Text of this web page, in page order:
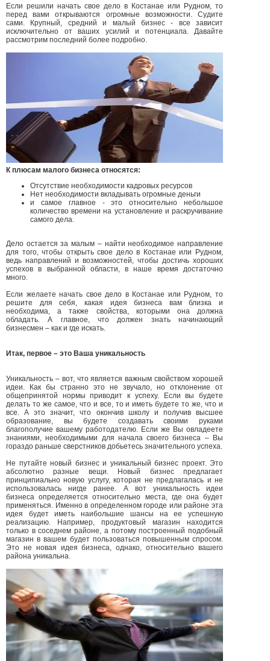
Если решили начать свое дело в Костанае или Рудном, то
перед вами открываются огромные возможности. Судите
сами. Крупный, средний и малый бизнес - все зависит
исключительно от ваших усилий и потенциала. Давайте
рассмотрим последний более подробно.
К плюсам малого бизнеса относятся:
Отсутствие необходимости кадровых ресурсов
Нет необходимости вкладывать огромные деньги
и самое главное - это относительно небольшое
количество времени на установление и раскручивание
самого дела.
Дело остается за малым – найти необходимое направление
для того, чтобы открыть свое дело в Костанае или Рудном,
ведь направлений и возможностей, чтобы достичь хороших
успехов в выбранной области, в наше время достаточно
много.
Если желаете начать свое дело в Костанае или Рудном, то
решите для себя, какая идея бизнеса вам близка и
необходима, а также свойства, которыми она должна
обладать. А главное, что должен знать начинающий
бизнесмен – как и где искать.
Итак, первое – это Ваша уникальность
Уникальность – вот, что является важным свойством хорошей
идеи. Как бы странно это не звучало, но отклонение от
общепринятой нормы приводит к успеху. Если вы будете
делать то же самое, что и все, то и иметь будете то же, что и
все. А это значит, что окончив школу и получив высшее
образование, вы будете создавать своими руками
благополучие вашему работодателю. Если же Вы овладеете
знаниями, необходимыми для начала своего бизнеса – Вы
гораздо раньше сверстников добьетесь значительного успеха.
Не путайте новый бизнес и уникальный бизнес проект. Это
абсолютно разные вещи. Новый бизнес предлагает
принципиально новую услугу, которая не предлагалась и не
использовалась нигде ранее. А вот уникальность идеи
бизнеса определяется относительно места, где она будет
применяться. Именно в определенном городе или районе эта
идея будет иметь наибольшие шансы на ее успешную
реализацию. Например, продуктовый магазин находится
только в соседнем районе, а потому построенный подобный
магазин в вашем будет пользоваться повышенным спросом.
Это не новая идея бизнеса, однако, относительно вашего
района уникальна.